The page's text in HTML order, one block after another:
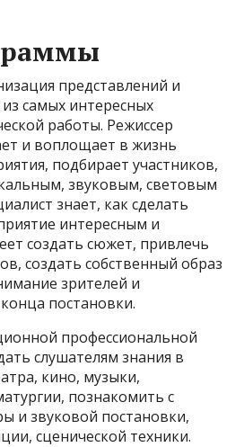
представлений и
самых интересных
работы. Режиссер
и воплощает в жизнь
подбирает участников,
звуковым, световым
знает, как сделать
интересным и
создать сюжет, привлечь
создать собственный образ
зрителей и
постановки.
профессиональной
слушателям знания в
кино, музыки,
познакомить с
и звуковой постановки,
сценической техники.